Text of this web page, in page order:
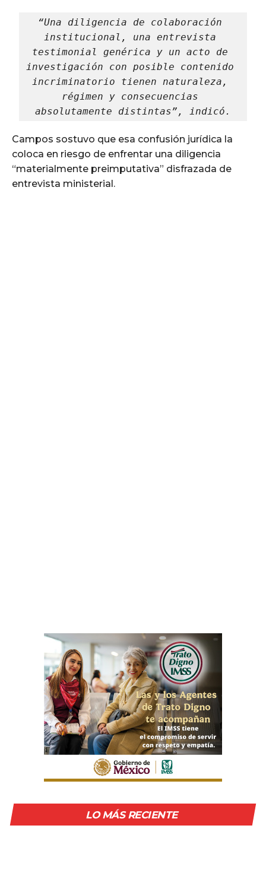
“Una diligencia de colaboración
institucional, una entrevista
testimonial genérica y un acto de
investigación con posible contenido
incriminatorio tienen naturaleza,
régimen y consecuencias
absolutamente distintas”, indicó.
Campos sostuvo que esa confusión jurídica la
coloca en riesgo de enfrentar una diligencia
“materialmente preimputativa” disfrazada de
entrevista ministerial.
LO MÁS RECIENTE